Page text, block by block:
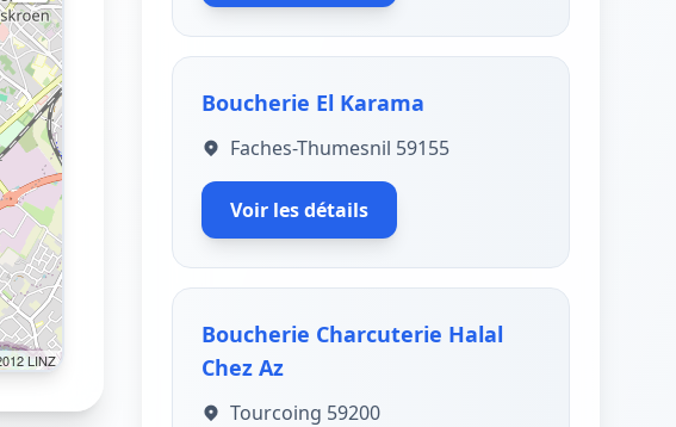
LINZ
Boucherie El Karama
Faches-Thumesnil 59155
Voir les détails
Boucherie Charcuterie Halal
Chez Az
Tourcoing 59200